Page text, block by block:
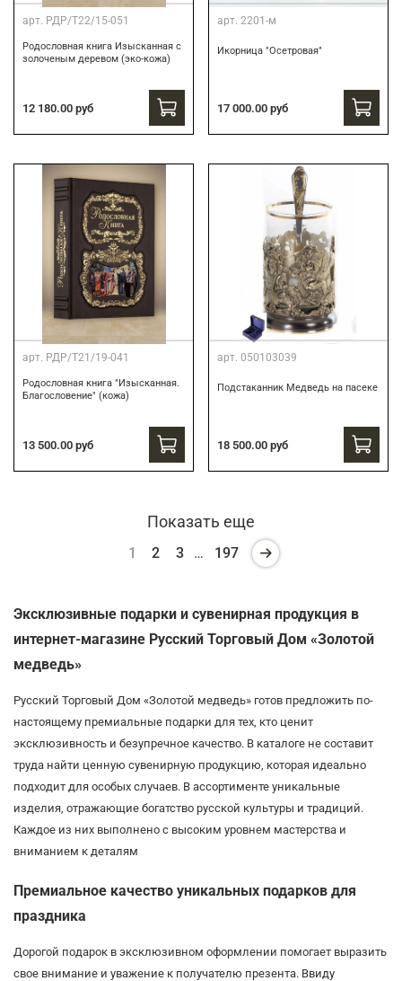
арт. РДР/Т22/15-051
Родословная книга Изысканная с
золоченым деревом (эко-кожа)
12 180.00 руб
арт. 2201-м
Икорница "Осетровая"
17 000.00 руб
арт. РДР/Т21/19-041
Родословная книга "Изысканная.
Благословение" (кожа)
13 500.00 руб
арт. 050103039
Подстаканник Медведь на пасеке
18 500.00 руб
Показать еще
1 2 3 … 197
Эксклюзивные подарки и сувенирная продукция в
интернет-магазине Русский Торговый Дом «Золотой
медведь»
Русский Торговый Дом «Золотой медведь» готов предложить по-
настоящему премиальные подарки для тех, кто ценит
эксклюзивность и безупречное качество. В каталоге не составит
труда найти ценную сувенирную продукцию, которая идеально
подходит для особых случаев. В ассортименте уникальные
изделия, отражающие богатство русской культуры и традиций.
Каждое из них выполнено с высоким уровнем мастерства и
вниманием к деталям
Премиальное качество уникальных подарков для
праздника
Дорогой подарок в эксклюзивном оформлении помогает выразить
свое внимание и уважение к получателю презента. Ввиду